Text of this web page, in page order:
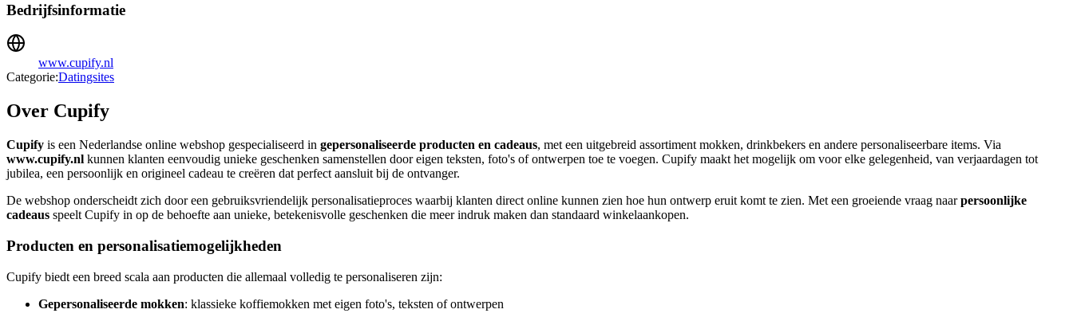
Bedrijfsinformatie
www.cupify.nl
Categorie:Datingsites
Over Cupify
Cupify is een Nederlandse online webshop gespecialiseerd in gepersonaliseerde producten en cadeaus, met een uitgebreid assortiment mokken, drinkbekers en andere personaliseerbare items. Via
www.cupify.nl kunnen klanten eenvoudig unieke geschenken samenstellen door eigen teksten, foto's of ontwerpen toe te voegen. Cupify maakt het mogelijk om voor elke gelegenheid, van verjaardagen tot
jubilea, een persoonlijk en origineel cadeau te creëren dat perfect aansluit bij de ontvanger.
De webshop onderscheidt zich door een gebruiksvriendelijk personalisatieproces waarbij klanten direct online kunnen zien hoe hun ontwerp eruit komt te zien. Met een groeiende vraag naarpersoonlijke
cadeaus speelt Cupify in op de behoefte aan unieke, betekenisvolle geschenken die meer indruk maken dan standaard winkelaankopen.
Producten en personalisatiemogelijkheden
Cupify biedt een breed scala aan producten die allemaal volledig te personaliseren zijn:
Gepersonaliseerde mokken: klassieke koffiemokken met eigen foto's, teksten of ontwerpen